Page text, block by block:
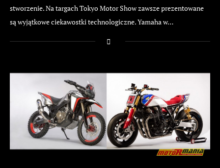
stworzenie. Na targach Tokyo Motor Show zawsze prezentowane
są wyjątkowe ciekawostki technologiczne. Yamaha w…